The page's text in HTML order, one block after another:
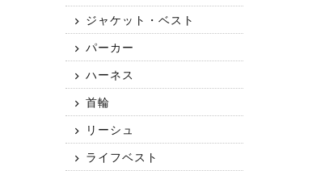
ジャケット・ベスト
パーカー
ハーネス
首輪
リーシュ
ライフベスト